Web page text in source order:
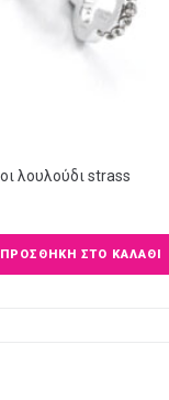
λουλούδι strass
ΠΡΟΣΘΉΚΗ ΣΤΟ ΚΑΛΆΘΙ